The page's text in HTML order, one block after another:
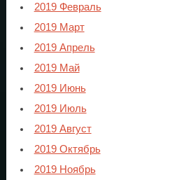
2019 Февраль
2019 Март
2019 Апрель
2019 Май
2019 Июнь
2019 Июль
2019 Август
2019 Октябрь
2019 Ноябрь